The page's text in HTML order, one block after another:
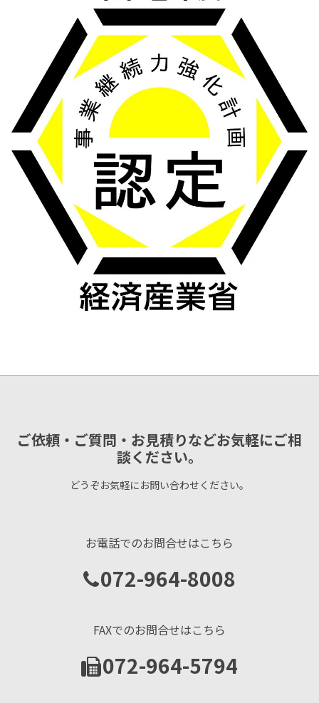
ご依頼・ご質問・お見積りなどお気軽にご相
談ください。
どうぞお気軽にお問い合わせください。
お電話でのお問合せはこちら
072-964-8008
FAXでのお問合せはこちら
072-964-5794